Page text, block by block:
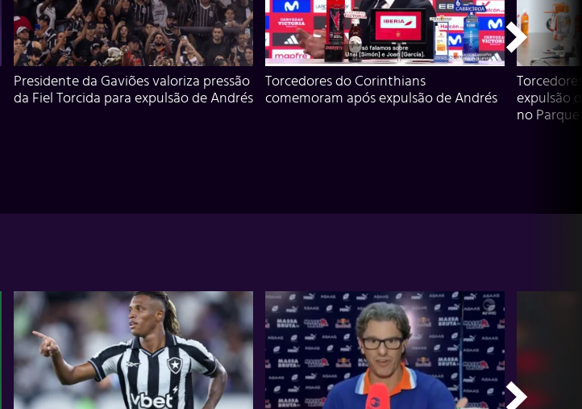
Presidente da Gaviões valoriza pressão
da Fiel Torcida para expulsão de Andrés
Torcedores do Corinthians
comemoram após expulsão de Andrés
expulsão
no Parque